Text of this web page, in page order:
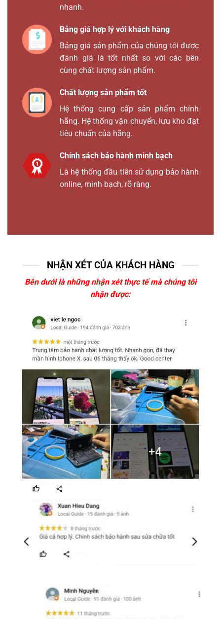
nhanh.
Bảng giá hợp lý với khách hàng
Bảng giá sản phẩm của chúng tôi được
đánh giá là tốt nhất so với các bên
cùng chất lượng sản phẩm.
Chất lượng sản phẩm tốt
Hệ thống cung cấp sản phẩm chính
hãng. Hệ thống vận chuyển, lưu kho đạt
tiêu chuẩn của hãng.
Chính sách bảo hành minh bạch
Là hệ thống đầu tiên sử dụng bảo hành
online, minh bạch, rõ ràng.
NHẬN XÉT CỦA KHÁCH HÀNG
Bên dưới là những nhận xét thực tế mà chúng tôi
nhận được: